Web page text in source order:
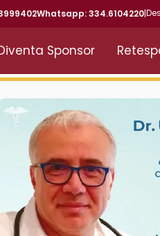
Whatsapp: 334.6104220|
Sponsor